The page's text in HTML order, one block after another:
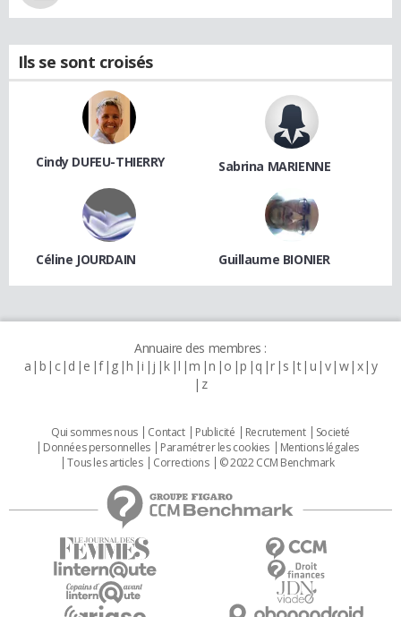
Ils se sont croisés
Cindy DUFEU-THIERRY Sabrina MARIENNE
Céline JOURDAIN Guillaume BIONIER
Annuaire des membres :
a b c d e f g h i j k l m n o p q r s t u v w x y
z
Qui sommes nous Contact Publicité Recrutement
Societé
Données personnelles
Paramétrer les cookies
Mentions légales
Tous les articles
Corrections © 2022 CCM Benchmark